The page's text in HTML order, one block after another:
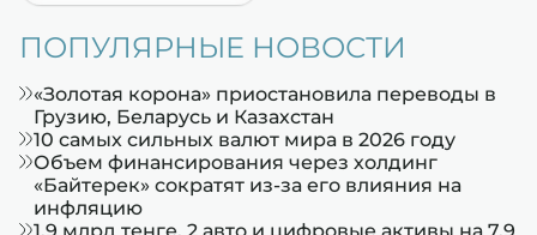
ПОПУЛЯРНЫЕ НОВОСТИ
«Золотая корона» приостановила переводы в
Грузию, Беларусь и Казахстан
10 самых сильных валют мира в 2026 году
Объем финансирования через холдинг
«Байтерек» сократят из-за его влияния на
инфляцию
1,9 млрд тенге, 2 авто и цифровые активы на 7,9